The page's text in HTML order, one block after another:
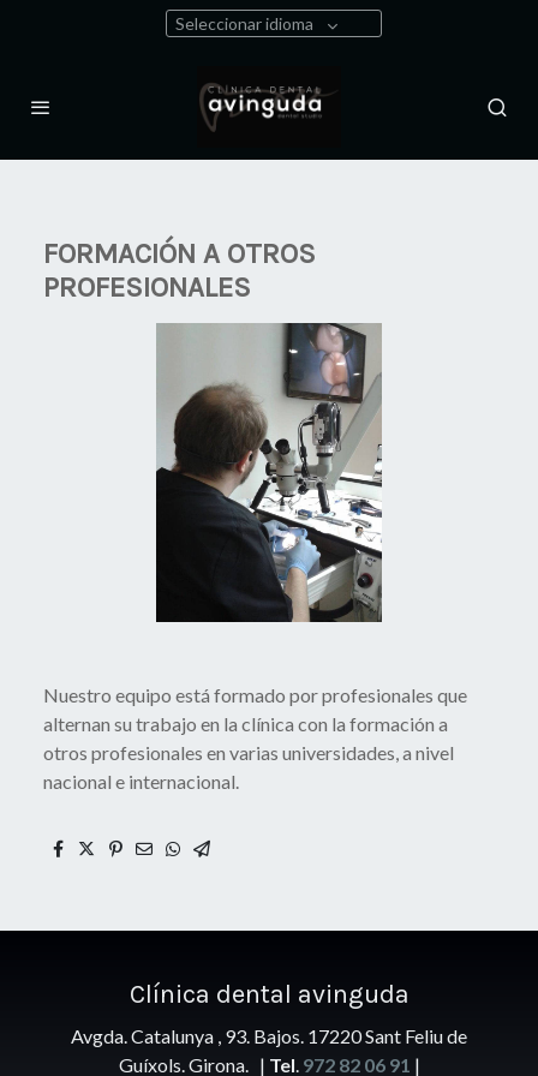
Seleccionar idioma
FORMACIÓN A OTROS
PROFESIONALES
Nuestro equipo está formado por profesionales que
alternan su trabajo en la clínica con la formación a
otros profesionales en varias universidades, a nivel
nacional e internacional.
Clínica dental avinguda
Avgda. Catalunya , 93. Bajos. 17220 Sant Feliu de
Guíxols. Girona. | Tel. 972 82 06 91 |